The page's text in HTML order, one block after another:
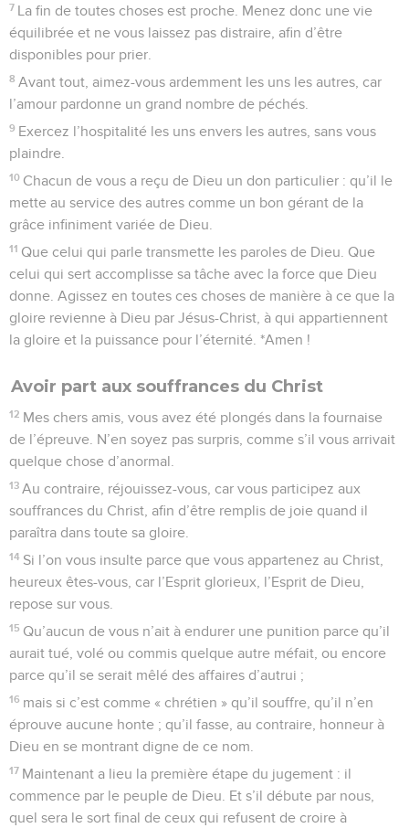
7 La fin de toutes choses est proche. Menez donc une vie
équilibrée et ne vous laissez pas distraire, afin d’être
disponibles pour prier.
8 Avant tout, aimez-vous ardemment les uns les autres, car
l’amour pardonne un grand nombre de péchés.
9 Exercez l’hospitalité les uns envers les autres, sans vous
plaindre.
10 Chacun de vous a reçu de Dieu un don particulier : qu’il le
mette au service des autres comme un bon gérant de la
grâce infiniment variée de Dieu.
11 Que celui qui parle transmette les paroles de Dieu. Que
celui qui sert accomplisse sa tâche avec la force que Dieu
donne. Agissez en toutes ces choses de manière à ce que la
gloire revienne à Dieu par Jésus-Christ, à qui appartiennent
la gloire et la puissance pour l’éternité. *Amen !
Avoir part aux souffrances du Christ
12 Mes chers amis, vous avez été plongés dans la fournaise
de l’épreuve. N’en soyez pas surpris, comme s’il vous arrivait
quelque chose d’anormal.
13 Au contraire, réjouissez-vous, car vous participez aux
souffrances du Christ, afin d’être remplis de joie quand il
paraîtra dans toute sa gloire.
14 Si l’on vous insulte parce que vous appartenez au Christ,
heureux êtes-vous, car l’Esprit glorieux, l’Esprit de Dieu,
repose sur vous.
15 Qu’aucun de vous n’ait à endurer une punition parce qu’il
aurait tué, volé ou commis quelque autre méfait, ou encore
parce qu’il se serait mêlé des affaires d’autrui ;
16 mais si c’est comme « chrétien » qu’il souffre, qu’il n’en
éprouve aucune honte ; qu’il fasse, au contraire, honneur à
Dieu en se montrant digne de ce nom.
17 Maintenant a lieu la première étape du jugement : il
commence par le peuple de Dieu. Et s’il débute par nous,
quel sera le sort final de ceux qui refusent de croire à